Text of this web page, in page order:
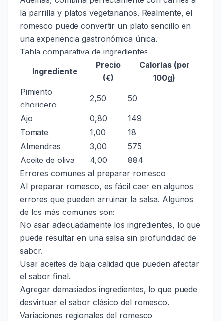
la parrilla y platos vegetarianos. Realmente, el
romesco puede convertir un plato sencillo en
una experiencia gastronómica única.
Tabla comparativa de ingredientes
Ingrediente
Precio
(€)
Calorías (por
100g)
Pimiento
choricero
2,50 50
Ajo 0,80
149
Tomate
1,00
18
Almendras
3,00
575
Aceite de oliva
4,00
884
Errores comunes al preparar romesco
Al preparar romesco, es fácil caer en algunos
errores que pueden arruinar la salsa. Algunos
de los más comunes son:
No asar adecuadamente los ingredientes, lo que
puede resultar en una salsa sin profundidad de
sabor.
Usar aceites de baja calidad que pueden afectar
el sabor final.
Agregar demasiados ingredientes, lo que puede
desvirtuar el sabor clásico del romesco.
Variaciones regionales del romesco